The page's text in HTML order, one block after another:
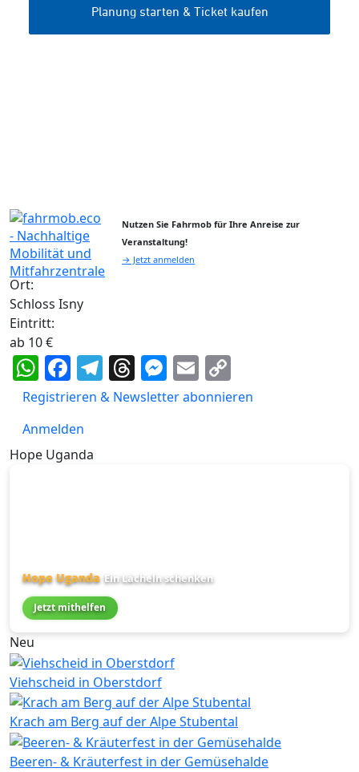
Nutzen Sie Fahrmob für Ihre Anreise zur
Veranstaltung!
→ Jetzt anmelden
Ort:
Schloss Isny
Eintritt:
ab 10 €
WhatsApp
Facebook
Telegram
Threads
Messenger
Email
Link
Registrieren & Newsletter abonnieren
Anmelden
Hope Uganda
Hope Uganda Ein Lächeln schenken
Jetzt mithelfen
Neu
Viehscheid in Oberstdorf
Krach am Berg auf der Alpe Stubental
Beeren- & Kräuterfest in der Gemüsehalde